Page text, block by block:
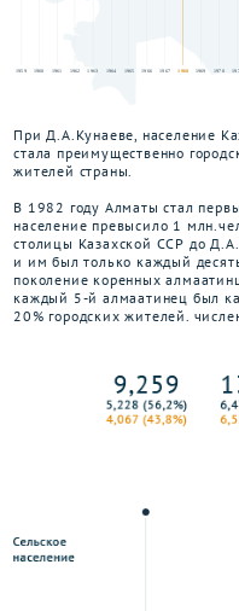
При Д.А.Кунаеве, население
стала преимущественно
жителей страны.
В 1982 году Алматы стал
население превысило 1
столицы Казахской ССР до
и им был только каждый
поколение коренных
каждый 5-й алмаатинец был
20% городских жителей.